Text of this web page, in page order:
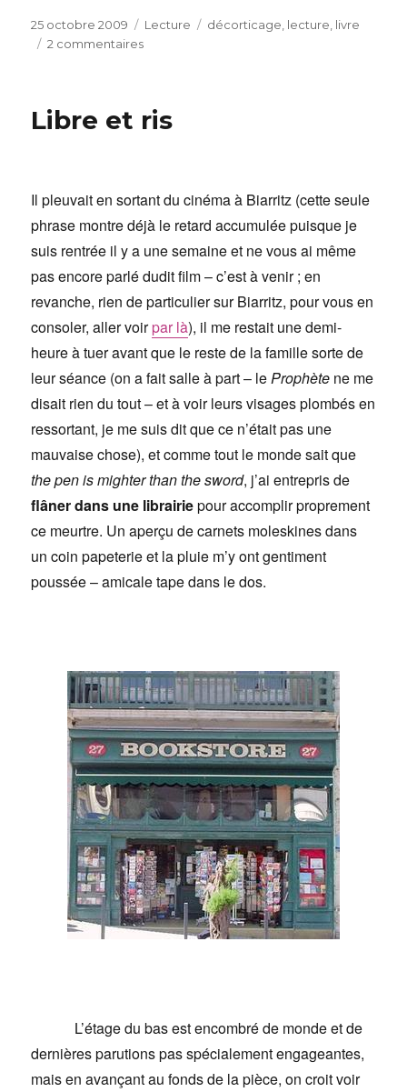
Publié
le
25 octobre 2009 Catégories
Lecture Étiquettes
décorticage lecture livre
2 commentairessur
de
voir
Libre et ris
Il pleuvait en sortant du cinéma à Biarritz (cette seule
phrase montre déjà le retard accumulée puisque je
suis rentrée il y a une semaine et ne vous ai même
pas encore parlé dudit film – c’est à venir ; en
revanche, rien de particulier sur Biarritz, pour vous en
consoler, aller voirpar là), il me restait une demi-
heure à tuer avant que le reste de la famille sorte de
leur séance (on a fait salle à part – leProphète ne me
disait rien du tout – et à voir leurs visages plombés en
ressortant, je me suis dit que ce n’était pas une
mauvaise chose), et comme tout le monde sait que
the pen is mighter than the sword, j’ai entrepris de
flâner dans une librairiepour accomplir proprement
ce meurtre. Un aperçu de carnets moleskines dans
un coin papeterie et la pluie m’y ont gentiment
poussée – amicale tape dans le dos.
L’étage du bas est encombré de monde et de
dernières parutions pas spécialement engageantes,
mais en avançant au fonds de la pièce, on croit voir